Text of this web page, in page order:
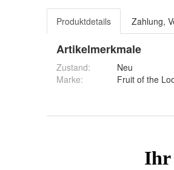
Produktdetails Zahlung,
Artikelmerkmale
Zustand:
Neu
Marke:
Fruit of the